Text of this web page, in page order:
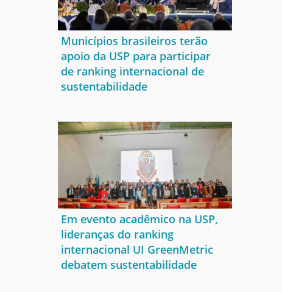
Municípios brasileiros terão
apoio da USP para participar
de ranking internacional de
sustentabilidade
Em evento acadêmico na USP,
lideranças do ranking
internacional UI GreenMetric
debatem sustentabilidade